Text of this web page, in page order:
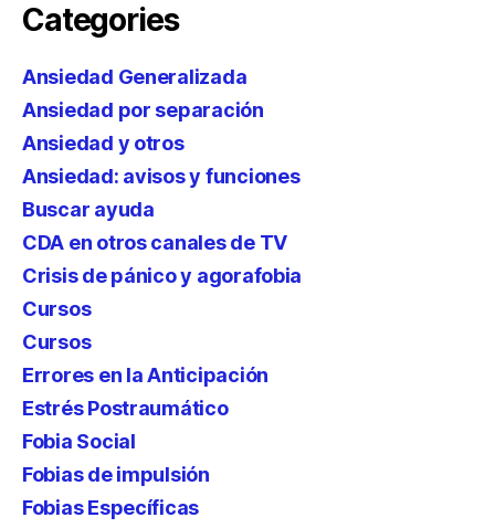
Categories
Ansiedad Generalizada
Ansiedad por separación
Ansiedad y otros
Ansiedad: avisos y funciones
Buscar ayuda
CDA en otros canales de TV
Crisis de pánico y agorafobia
Cursos
Cursos
Errores en la Anticipación
Estrés Postraumático
Fobia Social
Fobias de impulsión
Fobias Específicas